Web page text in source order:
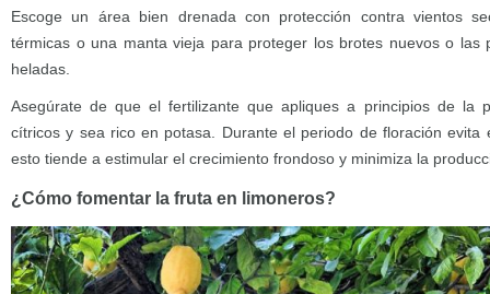
Escoge un área bien drenada con protección contra vientos
térmicas o una manta vieja para proteger los brotes nuevos o las
heladas.
Asegúrate de que el fertilizante que apliques a principios de la
cítricos y sea rico en potasa. Durante el periodo de floración evita
esto tiende a estimular el crecimiento frondoso y minimiza la
¿Cómo fomentar la fruta en limoneros?